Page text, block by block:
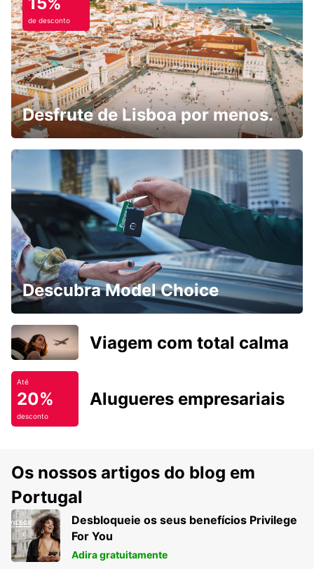
de desconto
Desfrute de Lisboa por menos.
Descubra Model Choice
Viagem com total calma
Até
20%
desconto
Alugueres empresariais
Os nossos artigos do blog em
Portugal
Desbloqueie os seus benefícios Privilege
For You
Adira gratuitamente